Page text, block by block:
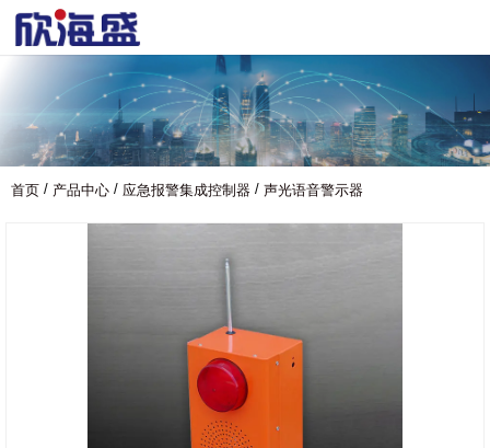
首页 / 产品中心 / 应急报警集成控制器 / 声光语音警示器